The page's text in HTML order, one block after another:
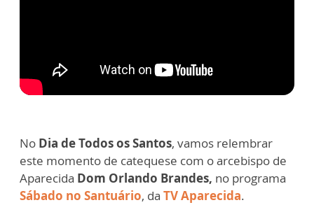
No Dia de Todos os Santos, vamos relembrar
este momento de catequese com o arcebispo de
Aparecida Dom Orlando Brandes, no programa
Sábado no Santuário, da TV Aparecida.